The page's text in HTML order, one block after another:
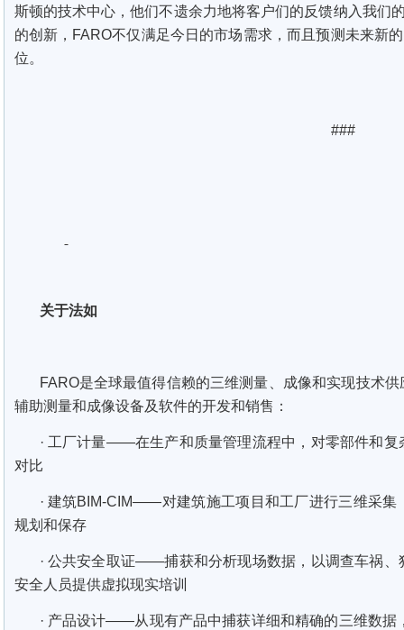
斯顿的技术中心，他们不遗余力地将客户们的反馈纳入我们
的创新，FARO不仅满足今日的市场需求，而且预测未来新
位。
###
关于法如
FARO是全球最值得信赖的三维测量、成像和实现技术
辅助测量和成像设备及软件的开发和销售：
· 工厂计量——在生产和质量管理流程中，对零部件和
对比
· 建筑BIM-CIM——对建筑施工项目和工厂进行三维采集
规划和保存
· 公共安全取证——捕获和分析现场数据，以调查车祸
安全人员提供虚拟现实培训
· 产品设计——从现有产品中捕获详细和精确的三维数据